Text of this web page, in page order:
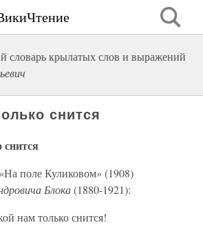
словарь крылатых слов и выражений
снится
поле Куликовом» (1908)
Блока(1880-1921):
нам только снится!